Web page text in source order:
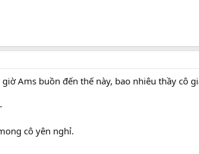
giờ Ams buồn đến thế này, bao nhiêu thầy cô
cô yên nghỉ.